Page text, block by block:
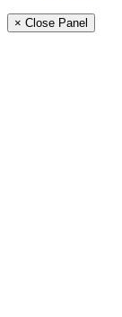
× Close Panel